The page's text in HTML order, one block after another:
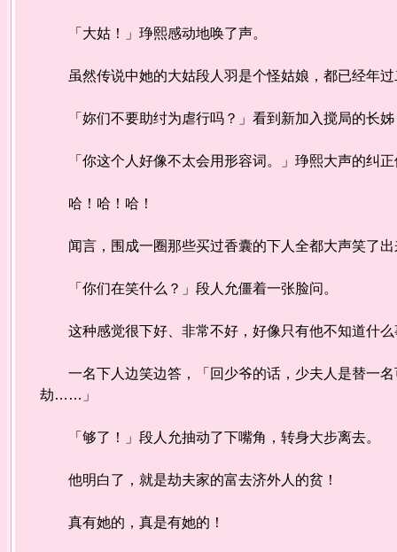
「大姑！」琤熙感动地唤了声。
虽然传说中她的大姑段人羽是个怪姑娘，都已经年过
「妳们不要助纣为虐行吗？」看到新加入搅局的长姊
「你这个人好像不太会用形容词。」琤熙大声的纠正
哈！哈！哈！
闻言，围成一圈那些买过香囊的下人全都大声笑了出
「你们在笑什么？」段人允僵着一张脸问。
这种感觉很下好、非常不好，好像只有他不知道什么
一名下人边笑边答，「回少爷的话，少夫人是替一
劫……」
「够了！」段人允抽动了下嘴角，转身大步离去。
他明白了，就是劫夫家的富去济外人的贫！
真有她的，真是有她的！